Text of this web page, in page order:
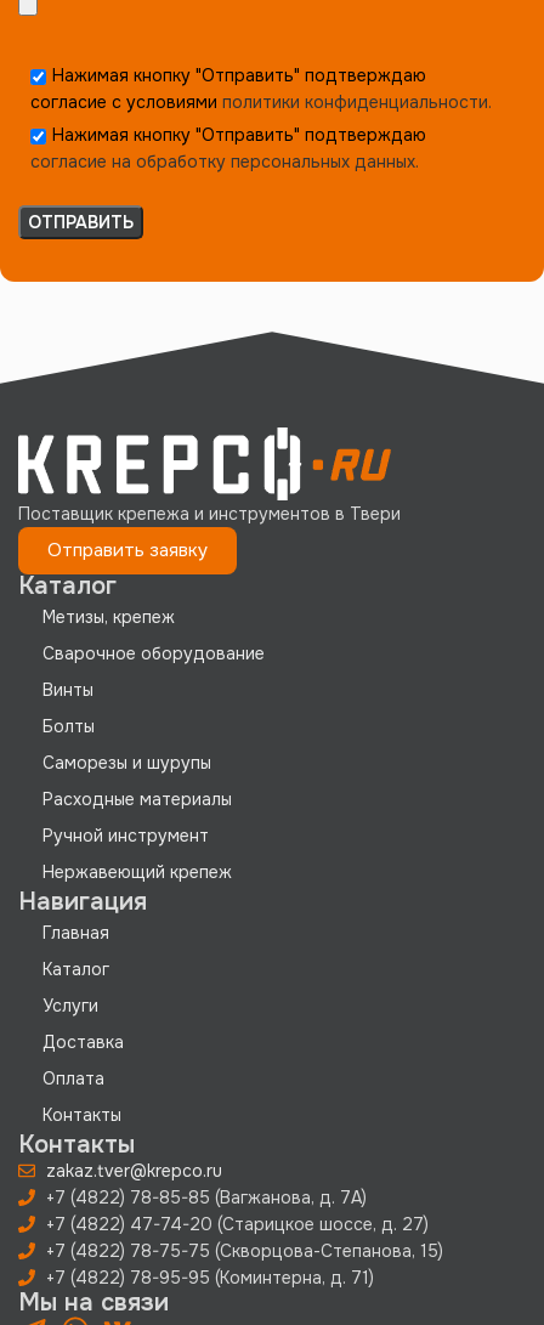
Нажимая кнопку "Отправить" подтверждаю
согласие с условиями политики конфиденциальности.
Нажимая кнопку "Отправить" подтверждаю
согласие на обработку персональных данных.
Поставщик крепежа и инструментов в Твери
Отправить заявку
Каталог
Метизы, крепеж
Сварочное оборудование
Винты
Болты
Саморезы и шурупы
Расходные материалы
Ручной инструмент
Нержавеющий крепеж
Навигация
Главная
Каталог
Услуги
Доставка
Оплата
Контакты
Контакты
zakaz.tver@krepco.ru
+7 (4822) 78-85-85 (Вагжанова, д. 7А)
+7 (4822) 47-74-20 (Старицкое шоссе, д. 27)
+7 (4822) 78-75-75 (Скворцова-Степанова, 15)
+7 (4822) 78-95-95 (Коминтерна, д. 71)
Мы на связи